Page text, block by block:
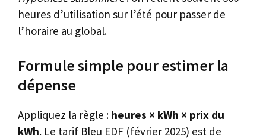
heures d’utilisation sur l’été pour passer de
l’horaire au global.
Formule simple pour estimer la
dépense
Appliquez la règle : heures × kWh × prix du
kWh. Le tarif Bleu EDF (février 2025) est de